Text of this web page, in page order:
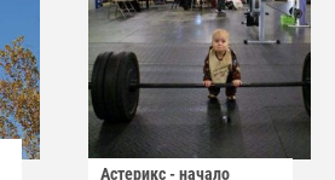
Астерикс - начало